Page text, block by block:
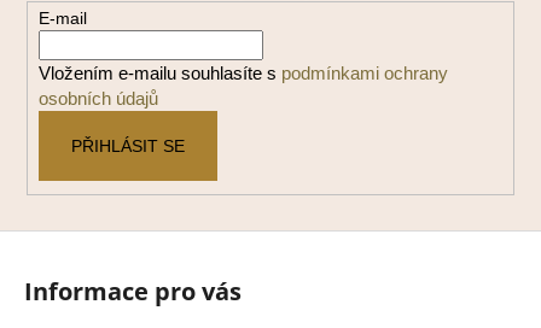
HLEDAT
D
p
r
E-mail
Vložením e-mailu souhlasíte s podmínkami ochrany
osobních údajů
PŘIHLÁSIT SE
Informace pro vás